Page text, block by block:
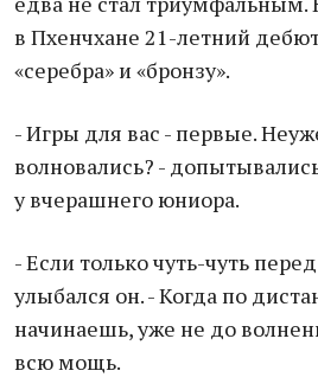
в Пхенчхане 21-летний
«серебра» и «бронзу».
- Игры для вас - первые.
волновались? -
у вчерашнего юниора.
- Если только чуть-чуть
улыбался он. - Когда по
начинаешь, уже не до
всю мощь.